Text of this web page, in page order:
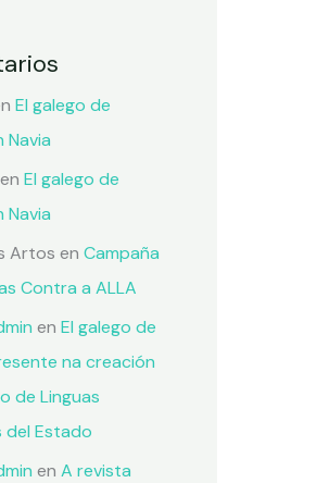
El galego de
Navia
enEl galego de
Navia
Artos enCampaña
Contra a ALLA
enEl galego de
na creación
de Linguas
del Estado
enA revista